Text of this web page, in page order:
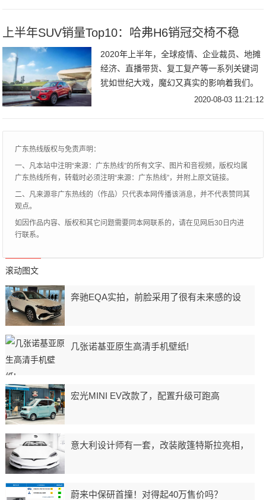
上半年SUV销量Top10：哈弗H6销冠交椅不稳
2020年上半年，全球疫情、企业裁员、地摊
经济、直播带货、复工复产等一系列关键词
犹如世纪大戏，魔幻又真实的影响着我们。
对于汽车市场来说，同样是经历了一次非常
2020-08-03 11:21:12
广东热线版权与免责声明：
一、凡本站中注明“来源：广东热线”的所有文字、图片和音视频，版权均属
广东热线所有，转载时必须注明“来源：广东热线”，并附上原文链接。
二、凡来源非广东热线的（作品）只代表本网传播该消息，并不代表赞同其
观点。
如因作品内容、版权和其它问题需要同本网联系的，请在见网后30日内进
行联系。
滚动图文
奔驰EQA实拍，前脸采用了很有未来感的设
几张诺基亚原生高清手机壁纸!
宏光MINI EV改款了，配置升级可跑高
意大利设计师有一套，改装敞篷特斯拉亮相，
蔚来中保研首撞！对得起40万售价吗？